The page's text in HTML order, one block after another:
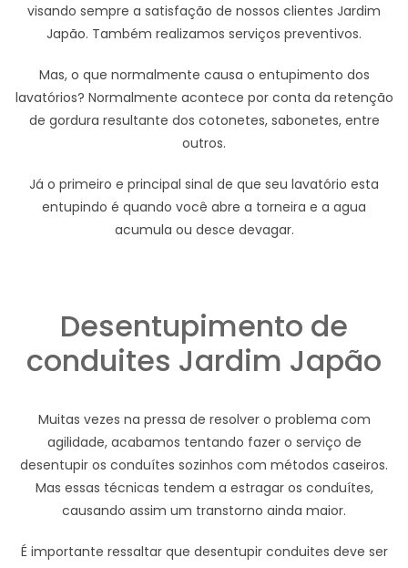
visando sempre a satisfação de nossos clientes Jardim
Japão. Também realizamos serviços preventivos.
Mas, o que normalmente causa o entupimento dos
lavatórios? Normalmente acontece por conta da retenção
de gordura resultante dos cotonetes, sabonetes, entre
outros.
Já o primeiro e principal sinal de que seu lavatório esta
entupindo é quando você abre a torneira e a agua
acumula ou desce devagar.
Desentupimento de
conduites Jardim Japão
Muitas vezes na pressa de resolver o problema com
agilidade, acabamos tentando fazer o serviço de
desentupir os conduítes sozinhos com métodos caseiros.
Mas essas técnicas tendem a estragar os conduítes,
causando assim um transtorno ainda maior.
É importante ressaltar que desentupir conduites deve ser